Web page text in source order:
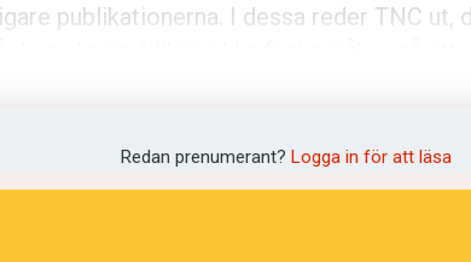
publikationerna. I dessa reder TNC ut,
från de andra ordlistorna är att termerna i
Redan prenumerant? Logga in för att läsa